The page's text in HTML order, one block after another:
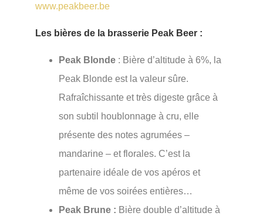
www.peakbeer.be
Les bières de la brasserie Peak Beer :
Peak Blonde : Bière d’altitude à 6%, la
Peak Blonde est la valeur sûre.
Rafraîchissante et très digeste grâce à
son subtil houblonnage à cru, elle
présente des notes agrumées –
mandarine – et florales. C’est la
partenaire idéale de vos apéros et
même de vos soirées entières…
Peak Brune : Bière double d’altitude à